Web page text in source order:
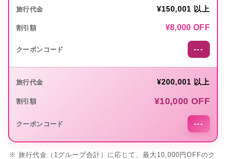
¥150,001 以上
¥8,000 OFF
---
¥200,001 以上
¥10,000 OFF
---
※ 旅行代金（1グループ合計）に応じて、最大10,000円OFFのク